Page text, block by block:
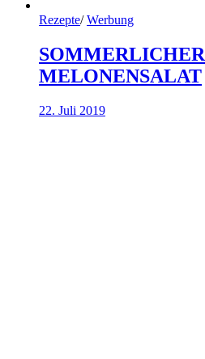
Rezepte/ Werbung
SOMMERLICHER
MELONENSALAT
22. Juli 2019